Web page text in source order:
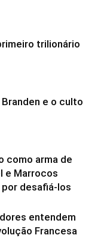
trilionário
e o culto
como arma de
e Marrocos
por desafiá-los
entendem
Francesa